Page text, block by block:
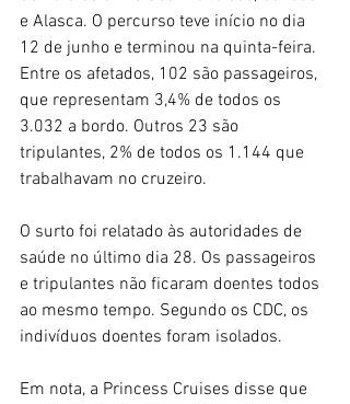
e Alasca. O percurso teve início no dia
12 de junho e terminou na quinta-feira.
Entre os afetados, 102 são passageiros,
que representam 3,4% de todos os
3.032 a bordo. Outros 23 são
tripulantes, 2% de todos os 1.144 que
trabalhavam no cruzeiro.
O surto foi relatado às autoridades de
saúde no último dia 28. Os passageiros
e tripulantes não ficaram doentes todos
ao mesmo tempo. Segundo os CDC, os
indivíduos doentes foram isolados.
Em nota, a Princess Cruises disse que